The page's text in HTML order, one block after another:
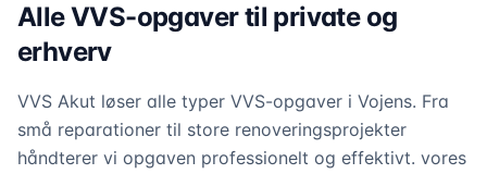
Alle VVS-opgaver til private og
erhverv
VVS Akut løser alle typer VVS-opgaver i Vojens. Fra
små reparationer til store renoveringsprojekter
håndterer vi opgaven professionelt og effektivt. vores